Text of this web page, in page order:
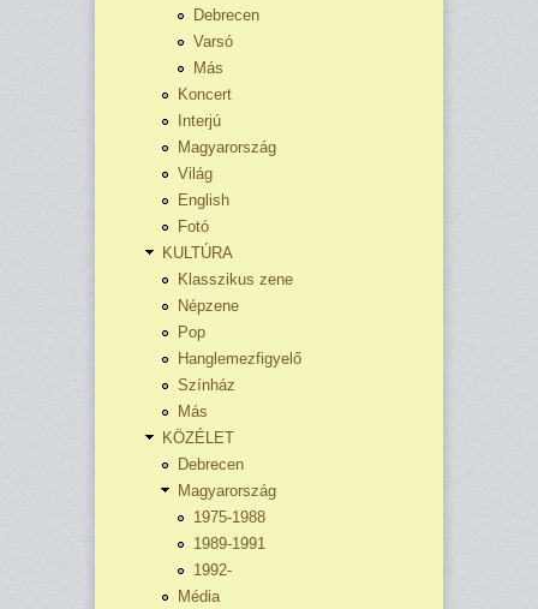
Debrecen
Varsó
Más
Koncert
Interjú
Magyarország
Világ
English
Fotó
KULTÚRA
Klasszikus zene
Népzene
Pop
Hanglemezfigyelő
Színház
Más
KÖZÉLET
Debrecen
Magyarország
1975-1988
1989-1991
1992-
Média